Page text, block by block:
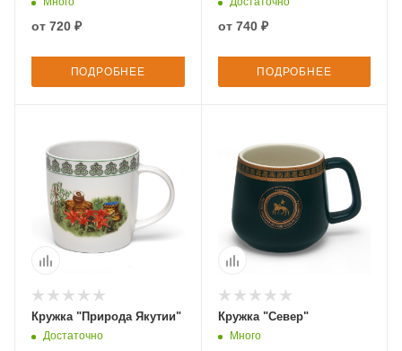
от 720 ₽
ПОДРОБНЕЕ
от 740 ₽
ПОДРОБНЕЕ
Кружка "Природа Якутии"
Достаточно
Кружка "Север"
Много